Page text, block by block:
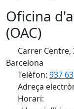
Oficina
(OAC)
Carrer Centre,
Barcelona
Telèfon: 937
Adreça
Horari: